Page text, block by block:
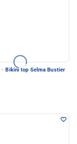
· Bikini top Selma Bustier